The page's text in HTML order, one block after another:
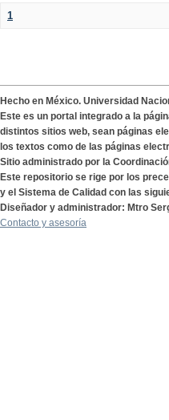
1
Hecho en México. Universidad
Este es un portal integrado a la
distintos sitios web, sean páginas
los textos como de las páginas
Sitio administrado por la
Este repositorio se rige por los
y el Sistema de Calidad con las
Diseñador y administrador: Mtro
Contacto y asesoría